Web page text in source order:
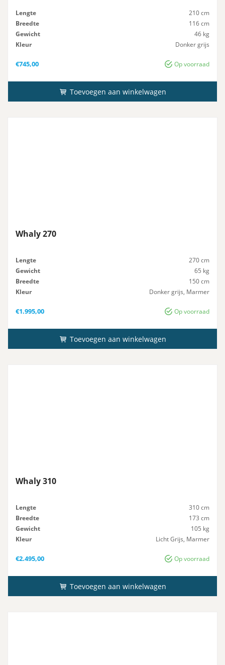
Lengte
210 cm
Breedte
116 cm
Gewicht
46 kg
Kleur
Donker grijs
Op voorraad
€745,00
Toevoegen aan winkelwagen
Whaly 270
Lengte
270 cm
Gewicht
65 kg
Breedte
150 cm
Kleur
Donker grijs, Marmer
Op voorraad
€1.995,00
Toevoegen aan winkelwagen
Whaly 310
Lengte
310 cm
Breedte
173 cm
Gewicht
105 kg
Kleur
Licht Grijs, Marmer
Op voorraad
€2.495,00
Toevoegen aan winkelwagen